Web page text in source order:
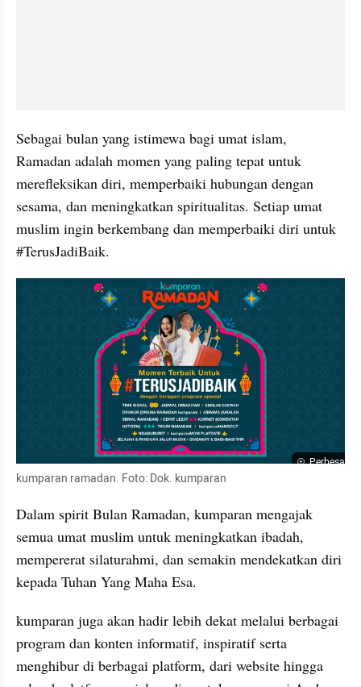
Sebagai bulan yang istimewa bagi umat islam,
Ramadan adalah momen yang paling tepat untuk
merefleksikan diri, memperbaiki hubungan dengan
sesama, dan meningkatkan spiritualitas. Setiap umat
muslim ingin berkembang dan memperbaiki diri untuk
#TerusJadiBaik.
Perbesar
kumparan ramadan. Foto: Dok. kumparan
Dalam spirit Bulan Ramadan, kumparan mengajak
semua umat muslim untuk meningkatkan ibadah,
mempererat silaturahmi, dan semakin mendekatkan diri
kepada Tuhan Yang Maha Esa.
kumparan juga akan hadir lebih dekat melalui berbagai
program dan konten informatif, inspiratif serta
menghibur di berbagai platform, dari website hingga